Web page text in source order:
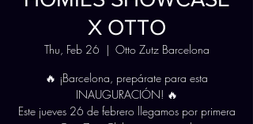
X OTTO
Thu, Feb 26
  |
Otto Zutz Barcelona
🔥 ¡Barcelona, prepárate para esta
INAUGURACIÓN! 🔥
Este jueves 26 de febrero llegamos por primera